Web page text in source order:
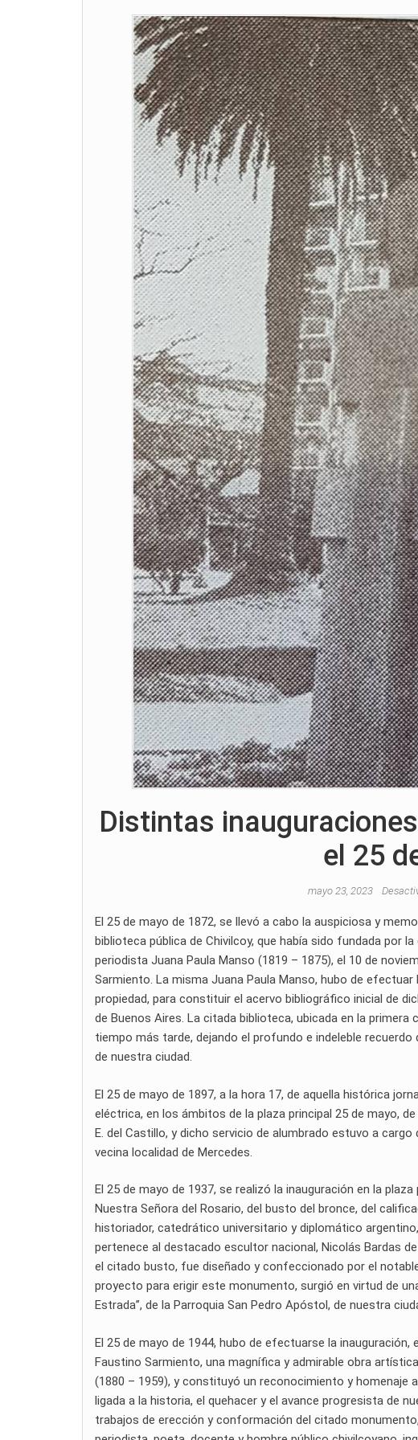
Distintas
el 25
mayo 23, 2023
El 25 de mayo de 1872, se llevó a cabo la auspiciosa y
biblioteca pública de Chivilcoy, que había sido fundada por
periodista Juana Paula Manso (1819 – 1875), el 10 de
Sarmiento. La misma Juana Paula Manso, hubo de
propiedad, para constituir el acervo bibliográfico inicial de
de Buenos Aires. La citada biblioteca, ubicada en la
tiempo más tarde, dejando el profundo e indeleble
de nuestra ciudad.
El 25 de mayo de 1897, a la hora 17, de aquella histórica
eléctrica, en los ámbitos de la plaza principal 25 de mayo,
E. del Castillo, y dicho servicio de alumbrado estuvo a
vecina localidad de Mercedes.
El 25 de mayo de 1937, se realizó la inauguración en la
Nuestra Señora del Rosario, del busto del bronce, del
historiador, catedrático universitario y diplomático
pertenece al destacado escultor nacional, Nicolás Bardas
el citado busto, fue diseñado y confeccionado por el
proyecto para erigir este monumento, surgió en virtud de
Estrada”, de la Parroquia San Pedro Apóstol, de nuestra
El 25 de mayo de 1944, hubo de efectuarse la
Faustino Sarmiento, una magnífica y admirable obra
(1880 – 1959), y constituyó un reconocimiento y homenaje
ligada a la historia, el quehacer y el avance progresista de
trabajos de erección y conformación del citado